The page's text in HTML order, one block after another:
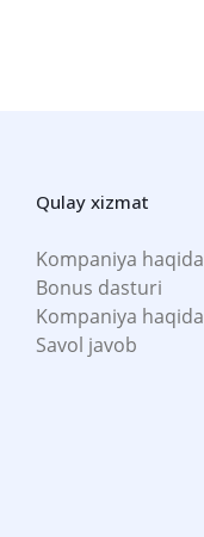
Qulay xizmat
Kompaniya haqida
Bonus dasturi
Kompaniya haqida
Savol javob